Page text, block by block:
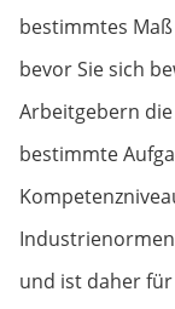
bestimmtes
bevor Sie sich
Arbeitgebern die
bestimmte
und ist daher